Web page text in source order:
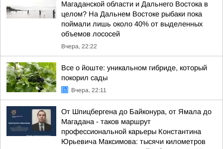
Магаданской области и Дальнего Востока в
целом? На Дальнем Востоке рыбаки пока
поймали лишь около 40% от выделенных
объемов лососей
Вчера, 22:22
Все о йоште: уникальном гибриде, который
покорил сады
Вчера, 22:11
От Шпицбергена до Байконура, от Ямала до
Магадана - таков маршрут
профессиональной карьеры Константина
Юрьевича Максимова: тысячи километров